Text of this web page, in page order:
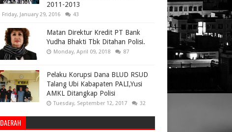
2011-2013
Friday, January 29, 2016 43
Matan Direktur Kredit PT Bank
Yudha Bhakti Tbk Ditahan Polisi.
Monday, April 09, 2018 87
Pelaku Korupsi Dana BLUD RSUD
Talang Ubi Kabapaten PALI,Yusi
AMKL Ditangkap Polisi
Tuesday, September 12, 2017 32
DAERAH